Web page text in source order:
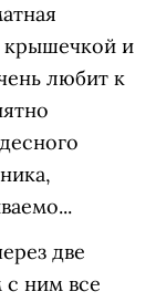
крышечкой и
любит к
две
ним все